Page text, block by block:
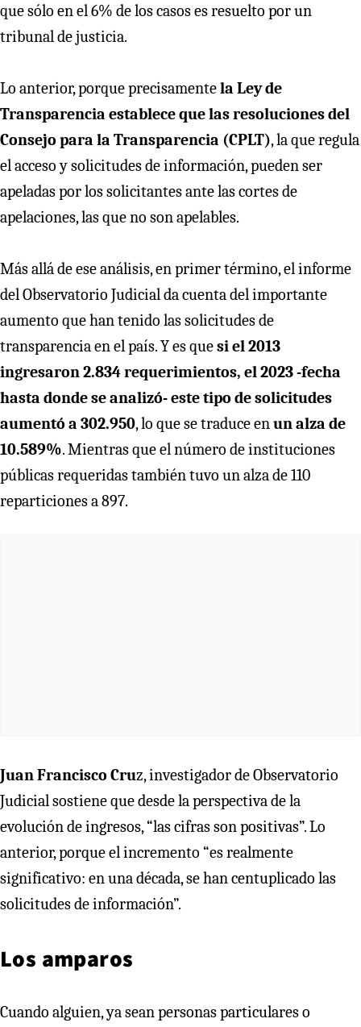
que sólo en el 6% de los casos es resuelto por un
tribunal de justicia.
Lo anterior, porque precisamentela Ley de
Transparencia establece que las resoluciones del
Consejo para la Transparencia (CPLT), la que regula
el acceso y solicitudes de información, pueden ser
apeladas por los solicitantes ante las cortes de
apelaciones, las que no son apelables.
Más allá de ese análisis, en primer término, el informe
del Observatorio Judicial da cuenta del importante
aumento que han tenido las solicitudes de
transparencia en el país. Y es quesi el 2013
ingresaron 2.834 requerimientos, el 2023 -fecha
hasta donde se analizó- este tipo de solicitudes
aumentó a 302.950, lo que se traduce enun alza de
10.589%. Mientras que el número de instituciones
públicas requeridas también tuvo un alza de 110
reparticiones a 897.
Juan Francisco Cruz, investigador de Observatorio
Judicial sostiene que desde la perspectiva de la
evolución de ingresos, “las cifras son positivas”. Lo
anterior, porque el incremento “es realmente
significativo: en una década, se han centuplicado las
solicitudes de información”.
Los amparos
Cuando alguien, ya sean personas particulares o